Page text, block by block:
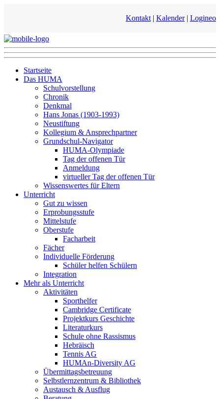
Kontakt | Kalender| Logineo
Startseite
Das HUMA
Schulvorstellung
Chronik
Denkmal
Hans Jonas (1903-1993)
Neustiftung
Kollegium & Ansprechpartner
Grundschul-Navigator
HUMA-Olympiade
Tag der offenen Tür
Anmeldung
virtueller Tag der offenen Tür
Wissenswertes für Eltern
Unterricht
Gut zu wissen
Erprobungsstufe
Mittelstufe
Oberstufe
Facharbeit
Fächer
Individuelle Förderung
Schüler helfen Schülern
Integration
Mehr als Unterricht
Aktivitäten
Sporthelfer
Cambridge Certificate
Projektkurs Geschichte
Literaturkurs
Schule ohne Rassismus
Hebräisch
Tennis AG
HUMAn-Diversity AG
Übermittagsbetreuung
Selbstlernzentrum & Bibliothek
Austausch & Ausflug